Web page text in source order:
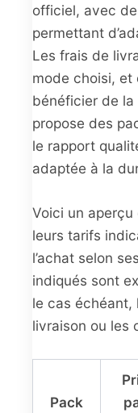
officiel, avec
permettant
Les frais de
mode choisi,
bénéficier de
propose des
le rapport
adaptée à la
Voici un
leurs tarifs
l’achat selon
indiqués sont
le cas échéant,
livraison ou les
Pack